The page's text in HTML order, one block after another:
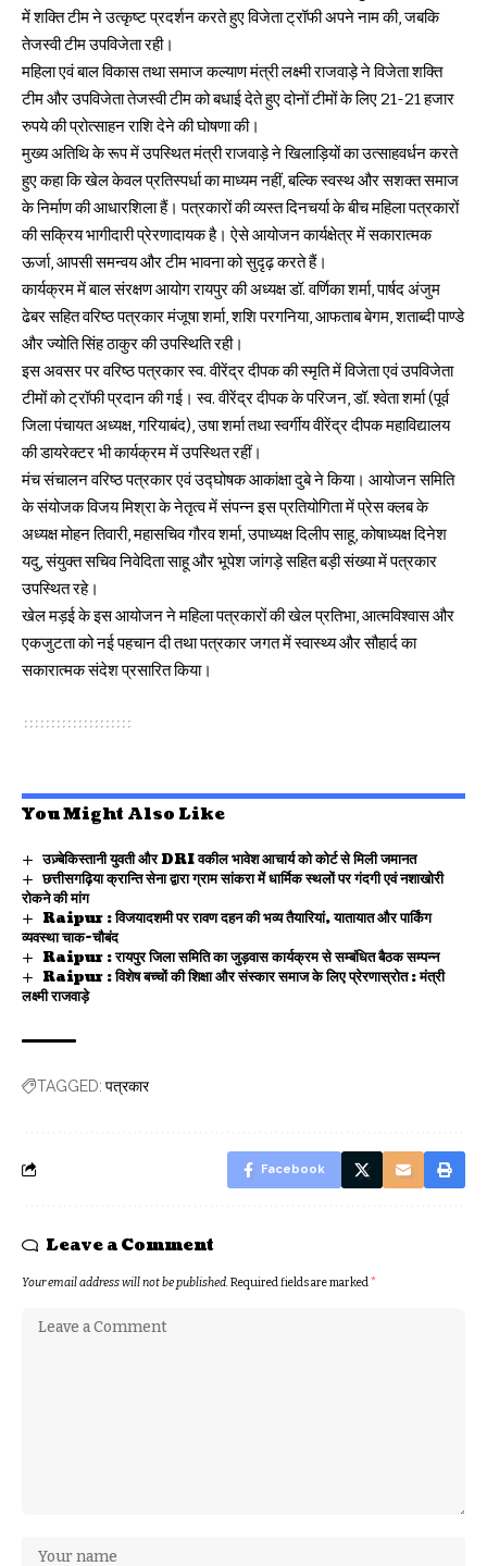
में शक्ति टीम ने उत्कृष्ट प्रदर्शन करते हुए विजेता ट्रॉफी अपने नाम की, जबकि
तेजस्वी टीम उपविजेता रही।
महिला एवं बाल विकास तथा समाज कल्याण मंत्री लक्ष्मी राजवाड़े ने विजेता शक्ति
टीम और उपविजेता तेजस्वी टीम को बधाई देते हुए दोनों टीमों के लिए 21-21 हजार
रुपये की प्रोत्साहन राशि देने की घोषणा की।
मुख्य अतिथि के रूप में उपस्थित मंत्री राजवाड़े ने खिलाड़ियों का उत्साहवर्धन करते
हुए कहा कि खेल केवल प्रतिस्पर्धा का माध्यम नहीं, बल्कि स्वस्थ और सशक्त समाज
के निर्माण की आधारशिला हैं। पत्रकारों की व्यस्त दिनचर्या के बीच महिला पत्रकारों
की सक्रिय भागीदारी प्रेरणादायक है। ऐसे आयोजन कार्यक्षेत्र में सकारात्मक
ऊर्जा, आपसी समन्वय और टीम भावना को सुदृढ़ करते हैं।
कार्यक्रम में बाल संरक्षण आयोग रायपुर की अध्यक्ष डॉ. वर्णिका शर्मा, पार्षद अंजुम
ढेबर सहित वरिष्ठ पत्रकार मंजूषा शर्मा, शशि परगनिया, आफताब बेगम, शताब्दी पाण्डे
और ज्योति सिंह ठाकुर की उपस्थिति रही।
इस अवसर पर वरिष्ठ पत्रकार स्व. वीरेंद्र दीपक की स्मृति में विजेता एवं उपविजेता
टीमों को ट्रॉफी प्रदान की गई। स्व. वीरेंद्र दीपक के परिजन, डॉ. श्वेता शर्मा (पूर्व
जिला पंचायत अध्यक्ष, गरियाबंद), उषा शर्मा तथा स्वर्गीय वीरेंद्र दीपक महाविद्यालय
की डायरेक्टर भी कार्यक्रम में उपस्थित रहीं।
मंच संचालन वरिष्ठ पत्रकार एवं उद्घोषक आकांक्षा दुबे ने किया। आयोजन समिति
के संयोजक विजय मिश्रा के नेतृत्व में संपन्न इस प्रतियोगिता में प्रेस क्लब के
अध्यक्ष मोहन तिवारी, महासचिव गौरव शर्मा, उपाध्यक्ष दिलीप साहू, कोषाध्यक्ष दिनेश
यदु, संयुक्त सचिव निवेदिता साहू और भूपेश जांगड़े सहित बड़ी संख्या में पत्रकार
उपस्थित रहे।
खेल मड़ई के इस आयोजन ने महिला पत्रकारों की खेल प्रतिभा, आत्मविश्वास और
एकजुटता को नई पहचान दी तथा पत्रकार जगत में स्वास्थ्य और सौहार्द का
सकारात्मक संदेश प्रसारित किया।
You Might Also Like
उज़्बेकिस्तानी युवती और DRI वकील भावेश आचार्य को कोर्ट से मिली जमानत
छत्तीसगढ़िया क्रान्ति सेना द्वारा ग्राम सांकरा में धार्मिक स्थलों पर गंदगी एवं नशाखोरी
रोकने की मांग
Raipur : विजयादशमी पर रावण दहन की भव्य तैयारियां, यातायात और पार्किंग
व्यवस्था चाक-चौबंद
Raipur : रायपुर जिला समिति का जुड़वास कार्यक्रम से सम्बंधित बैठक सम्पन्न
Raipur : विशेष बच्चों की शिक्षा और संस्कार समाज के लिए प्रेरणास्रोत : मंत्री
लक्ष्मी राजवाड़े
TAGGED: पत्रकार
Facebook
Leave a Comment
Your email address will not be published.Required fields are marked*